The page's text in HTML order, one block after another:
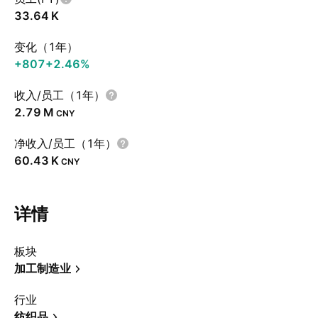
‪33.64 K‬
变化（1年）
+807+2.46%
收入/员工（1年）
‪2.79 M‬ CNY
净收入/员工（1年）
‪60.43 K‬ CNY
详情
板块
加工制造业
行业